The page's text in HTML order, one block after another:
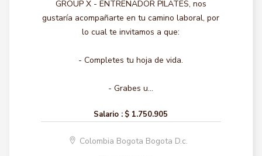
GROUP X - ENTRENADOR PILATES, nos
gustaría acompañarte en tu camino laboral, por
lo cual te invitamos a que:
- Completes tu hoja de vida.
- Grabes u...
Salario : $ 1.750.905
Colombia Bogota Bogota D.c.